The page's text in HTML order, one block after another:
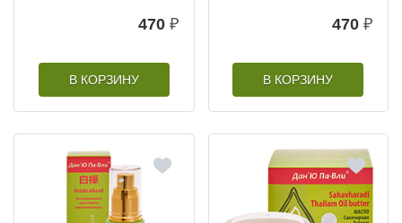
470 ₽
В КОРЗИНУ
470 ₽
В КОРЗИНУ